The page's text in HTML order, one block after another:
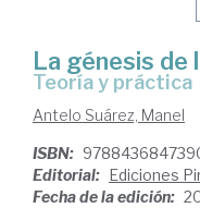
La génesis de
teoría y práctica
Antelo Suárez, Manel
ISBN:
Editorial: Ediciones
Fecha de la edición: